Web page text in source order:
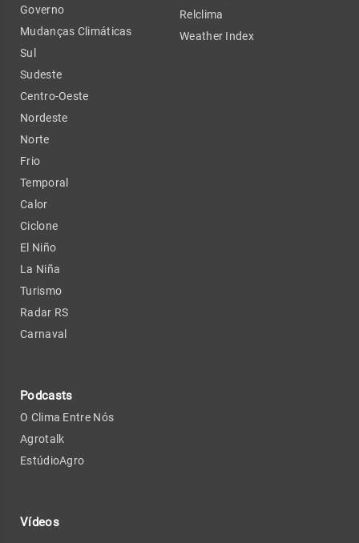
Governo
Mudanças Climáticas
Sul
Sudeste
Centro-Oeste
Nordeste
Norte
Frio
Temporal
Calor
Ciclone
El Niño
La Niña
Turismo
Radar RS
Carnaval
Podcasts
O Clima Entre Nós
Agrotalk
EstúdioAgro
Vídeos
Relclima
Weather Index